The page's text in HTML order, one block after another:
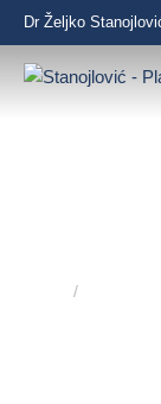
Dr Željko
/